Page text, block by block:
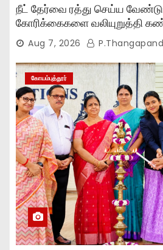
நீட் தேர்வை ரத்து செய்ய
கோரிக்கைகளை வலியுறுத்தி
Aug 7, 2026
கோயம்புத்தூர்